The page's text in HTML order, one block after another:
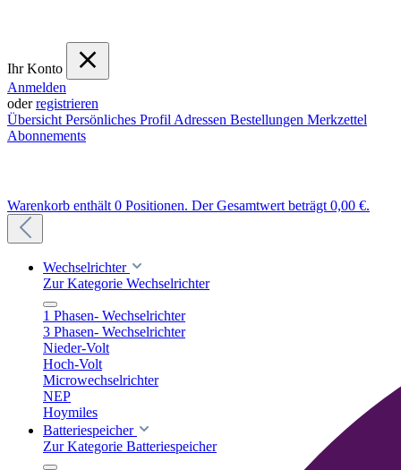
Ihr Konto
Anmelden
oderregistrieren
Übersicht Persönliches Profil Adressen Bestellungen Merkzettel
Abonnements
Warenkorb enthält 0 Positionen. Der Gesamtwert beträgt 0,00 €.
Wechselrichter
Zur Kategorie Wechselrichter
1 Phasen- Wechselrichter
3 Phasen- Wechselrichter
Nieder-Volt
Hoch-Volt
Microwechselrichter
NEP
Hoymiles
Batteriespeicher
Zur Kategorie Batteriespeicher